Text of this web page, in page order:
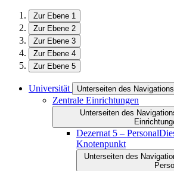
Zur Ebene 1
Zur Ebene 2
Zur Ebene 3
Zur Ebene 4
Zur Ebene 5
Universität Unterseiten des
Zentrale Einrichtungen
Unterseiten des
Dezernat 5 –​​ Personal
Knotenpunkt
Unterseiten des